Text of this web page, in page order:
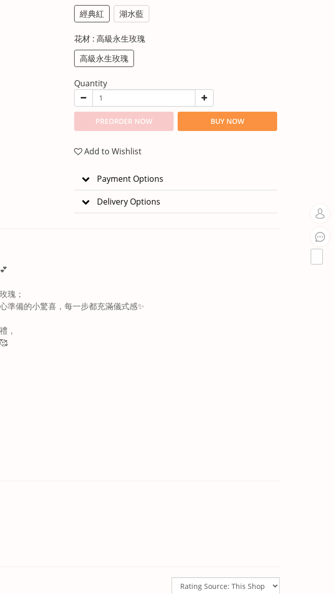
經典紅
湖水藍
花材 : 高級永生玫瑰
高級永生玫瑰
Quantity
PREORDER NOW BUY NOW
Add to Wishlist
Payment Options
Delivery Options
瑰；
準備的小驚喜，每一步都充滿儀式感✨
，